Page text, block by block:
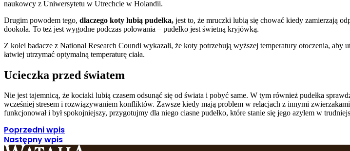
naukowcy z Uniwersytetu w Utrechcie w Holandii.
Drugim powodem tego, dlaczego koty lubią pudełka, jest to, że mruczki lubią się chować kiedy zamierzają
dookoła. To też jest wygodne podczas polowania – pudełko jest świetną kryjówką.
Z kolei badacze z National Research Coundi wykazali, że koty potrzebują wyższej temperatury otoczenia, aby
łatwiej utrzymać optymalną temperaturę ciała.
Ucieczka przed światem
Nie jest tajemnicą, że kociaki lubią czasem odsunąć się od świata i pobyć same. W tym również pudełka
wcześniej stresem i rozwiązywaniem konfliktów. Zawsze kiedy mają problem w relacjach z innymi
funkcjonował i był spokojniejszy, przygotujmy dla niego ciasne pudełko, które stanie się jego azylem w
Poprzedni wpis
Następny wpis